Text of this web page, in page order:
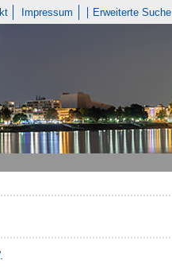
Impressum Erweiterte Suche